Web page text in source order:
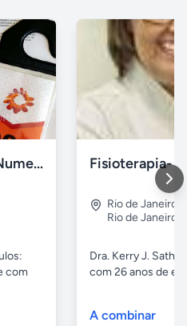
Crachás de Veículos: Numerados e Personalizados
com
Rio de Janeiro
Rio de Janeiro
Dra. Kerry J.
com 26 anos de
A combinar